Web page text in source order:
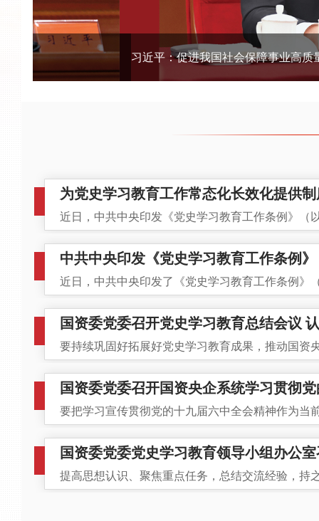
习近平：促进我国社会保障事业高质量发展、可持续
为党史学习教育工作常态化长效化提供
近日，中共中央印发《党史学习教育工作条例》（
中共中央印发《党史学习教育工作条例》
近日，中共中央印发了《党史学习教育工作条例》
国资委党委召开党史学习教育总结会议
要持续巩固好拓展好党史学习教育成果，推动国资
国资委党委召开国资央企系统学习贯彻
要把学习宣传贯彻党的十九届六中全会精神作为当
国资委党委党史学习教育领导小组办公
提高思想认识、聚焦重点任务，总结交流经验，持